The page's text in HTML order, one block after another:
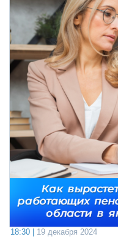
18:30 |
19 декабря 2024